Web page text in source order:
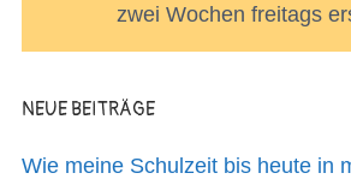
zwei Wochen freitags
NEUE BEITRÄGE
Wie meine Schulzeit bis heute in